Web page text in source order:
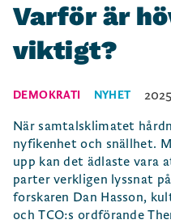
Varför är
viktigt?
DEMOKRATI NYHET
När samtalsklimatet
nyfikenhet och snällhet.
upp kan det ädlaste vara
parter verkligen lyssnat
forskaren Dan Hasson,
och TCO:s ordförande